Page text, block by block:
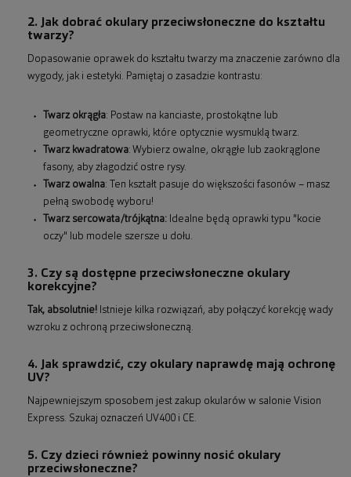
2. Jak dobrać okulary przeciwsłoneczne do kształtu
twarzy?
Dopasowanie oprawek do kształtu twarzy ma znaczenie zarówno dla
wygody, jak i estetyki. Pamiętaj o zasadzie kontrastu:
Twarz okrągła: Postaw na kanciaste, prostokątne lub
geometryczne oprawki, które optycznie wysmuklą twarz.
Twarz kwadratowa: Wybierz owalne, okrągłe lub zaokrąglone
fasony, aby złagodzić ostre rysy.
Twarz owalna: Ten kształt pasuje do większości fasonów – masz
pełną swobodę wyboru!
Twarz sercowata/trójkątna: Idealne będą oprawki typu "kocie
oczy" lub modele szersze u dołu.
3. Czy są dostępne przeciwsłoneczne okulary
korekcyjne?
Tak, absolutnie! Istnieje kilka rozwiązań, aby połączyć korekcję wady
wzroku z ochroną przeciwsłoneczną.
4. Jak sprawdzić, czy okulary naprawdę mają ochronę
UV?
Najpewniejszym sposobem jest zakup okularów w salonie Vision
Express. Szukaj oznaczeń UV400 i CE.
5. Czy dzieci również powinny nosić okulary
przeciwsłoneczne?